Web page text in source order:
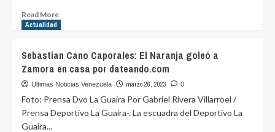
Read MoreRead
Constructores:
La
educación
formación
Actualidad
Sebastian Cano Caporales: El Naranja goleó a
Zamora en casa por dateando.com
Ultimas Noticias Venezuela marzo 26, 2023 0
Foto: Prensa Dvo La Guaira Por Gabriel Rivera Villarroel /
Prensa Deportivo La Guaira-. La escuadra del Deportivo La
Guaira...